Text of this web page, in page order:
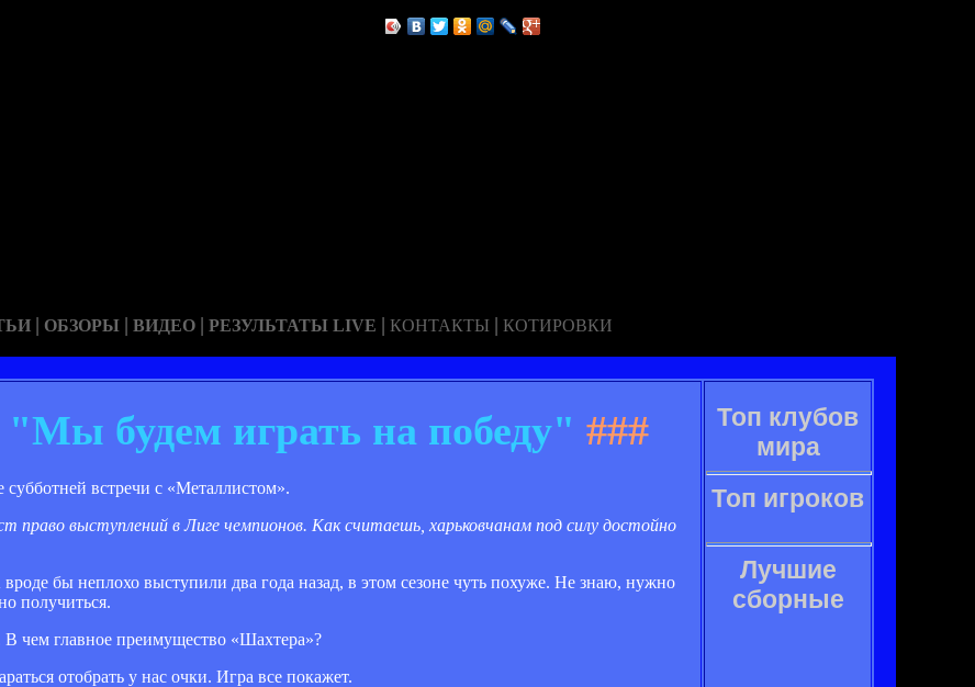
| ОБЗОРЫ | ВИДЕО | РЕЗУЛЬТАТЫ LIVE | КОНТАКТЫ | КОТИРОВКИ
будем играть на победу" ###
встречи с «Металлистом».
выступлений в Лиге чемпионов. Как считаешь, харьковчанам под силу достойно
бы неплохо выступили два года назад, в этом сезоне чуть похуже. Не знаю, нужно
получиться.
чем главное преимущество «Шахтера»?
отобрать у нас очки. Игра все покажет.
Топ клубов
мира
Топ игроков
Лучшие
сборные